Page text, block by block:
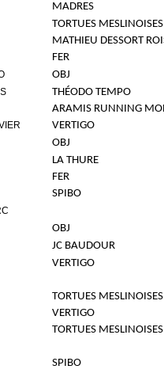
MADRES
TORTUES MESLINOISES
MATHIEU DESSORT
FER
OBJ
THÉODO TEMPO
ARAMIS RUNNING
VERTIGO
OBJ
LA THURE
FER
SPIBO
OBJ
JC BAUDOUR
VERTIGO
TORTUES MESLINOISES
VERTIGO
TORTUES MESLINOISES
SPIBO